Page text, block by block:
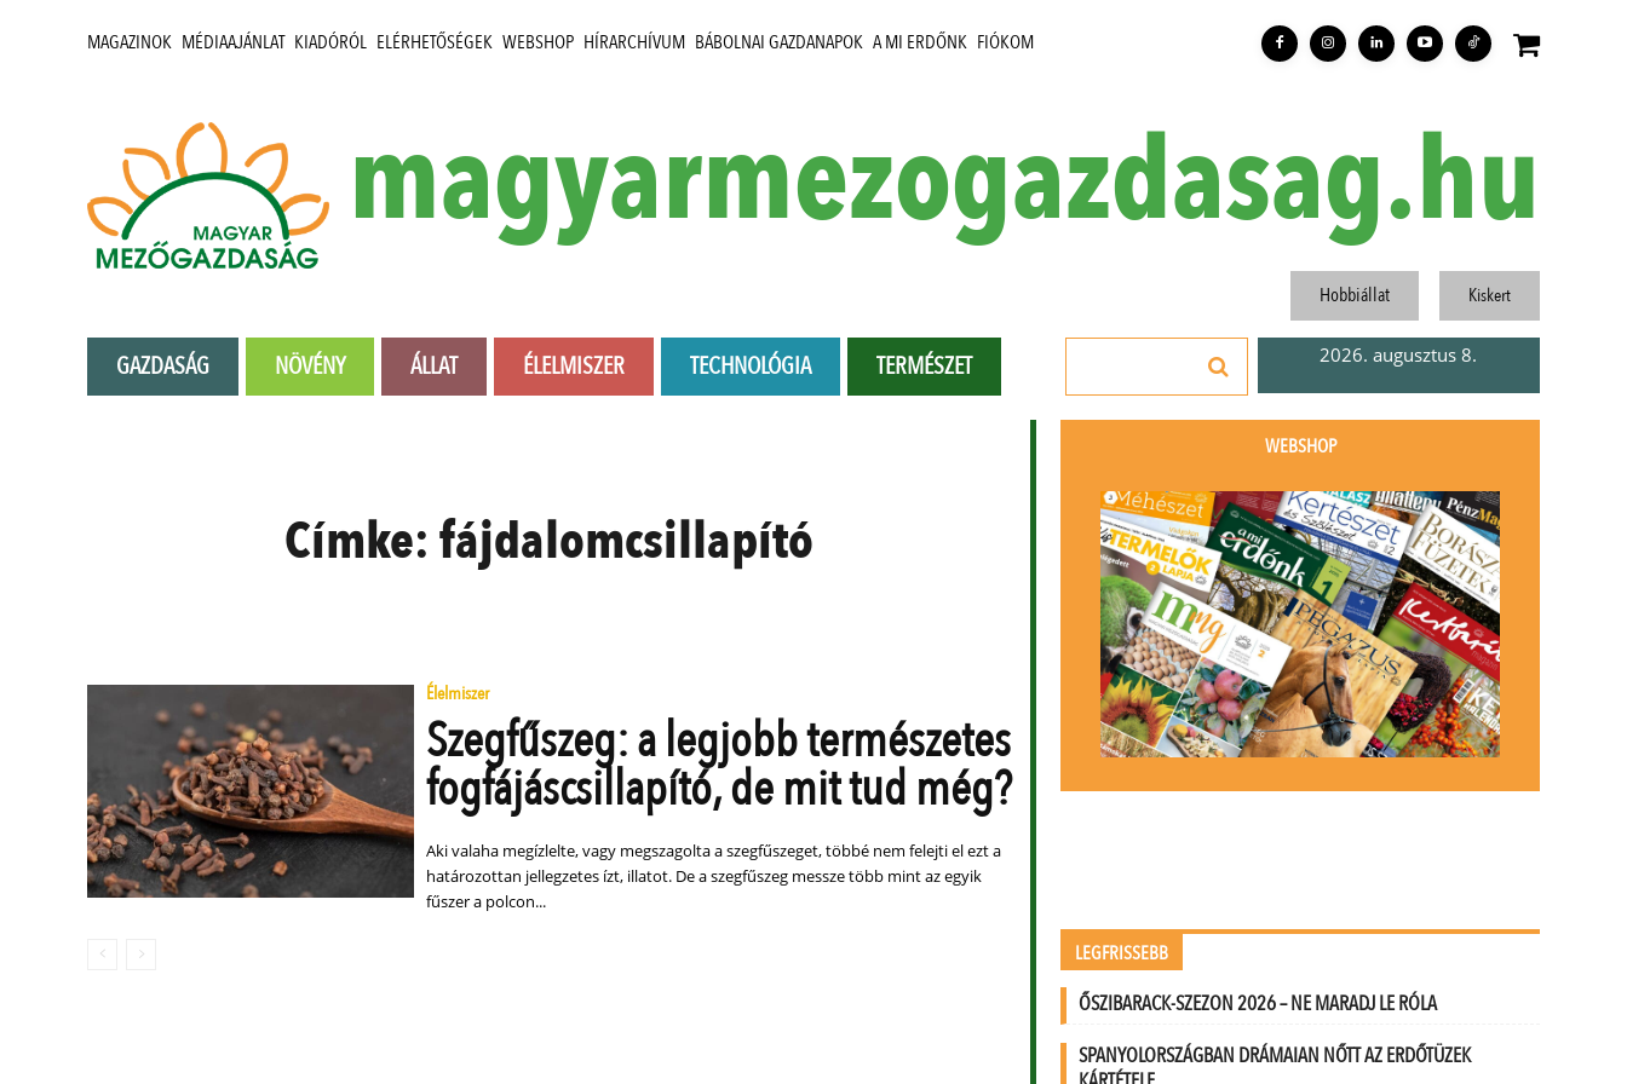
MAGAZINOK MÉDIAAJÁNLAT KIADÓRÓL ELÉRHETŐSÉGEK WEBSHOP HÍRARCHÍVUM BÁBOLNAI GAZDANAPOK A MI ERDŐNK FIÓKOM
magyarmezogazdasag.hu
GAZDASÁG NÖVÉNY ÁLLAT ÉLELMISZER TECHNOLÓGIA TERMÉSZET
Hobbiállat Kiskert
2026. augusztus 8.
Címke:fájdalomcsillapító
Élelmiszer
Szegfűszeg: a legjobb természetes
fogfájáscsillapító, de mit tud még?
Aki valaha megízlelte, vagy megszagolta a szegfűszeget, többé nem felejti el ezt a
határozottan jellegzetes ízt, illatot. De a szegfűszeg messze több mint az egyik
fűszer a polcon...
WEBSHOP
LEGFRISSEBB
ŐSZIBARACK-SZEZON 2026 – NE MARADJ LE RÓLA
SPANYOLORSZÁGBAN DRÁMAIAN NŐTT AZ ERDŐTÜZEK